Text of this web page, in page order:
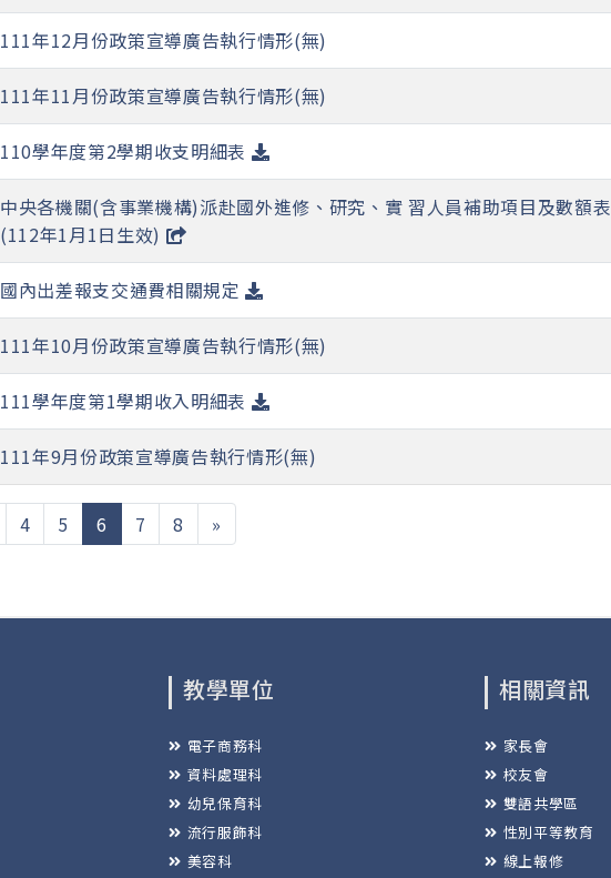
111年12月份政策宣導廣告執行情形(無)
111年11月份政策宣導廣告執行情形(無)
110學年度第2學期收支明細表
中央各機關(含事業機構)派赴國外進修、研究、實 習人員補助項目及數額表
(112年1月1日生效)
國內出差報支交通費相關規定
111年10月份政策宣導廣告執行情形(無)
111學年度第1學期收入明細表
111年9月份政策宣導廣告執行情形(無)
4 5 6 (current)
7 8 »
教學單位
電子商務科
資料處理科
幼兒保育科
流行服飾科
美容科
相關資訊
家長會
校友會
雙語共學區
性別平等教育
線上報修